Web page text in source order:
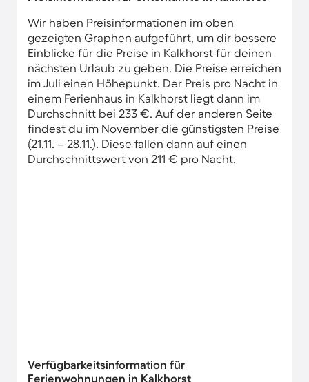
Wir haben Preisinformationen im oben
gezeigten Graphen aufgeführt, um dir bessere
Einblicke für die Preise in Kalkhorst für deinen
nächsten Urlaub zu geben. Die Preise erreichen
im Juli einen Höhepunkt. Der Preis pro Nacht in
einem Ferienhaus in Kalkhorst liegt dann im
Durchschnitt bei 233 €. Auf der anderen Seite
findest du im November die günstigsten Preise
(21.11. – 28.11.). Diese fallen dann auf einen
Durchschnittswert von 211 € pro Nacht.
Verfügbarkeitsinformation für
Ferienwohnungen in Kalkhorst